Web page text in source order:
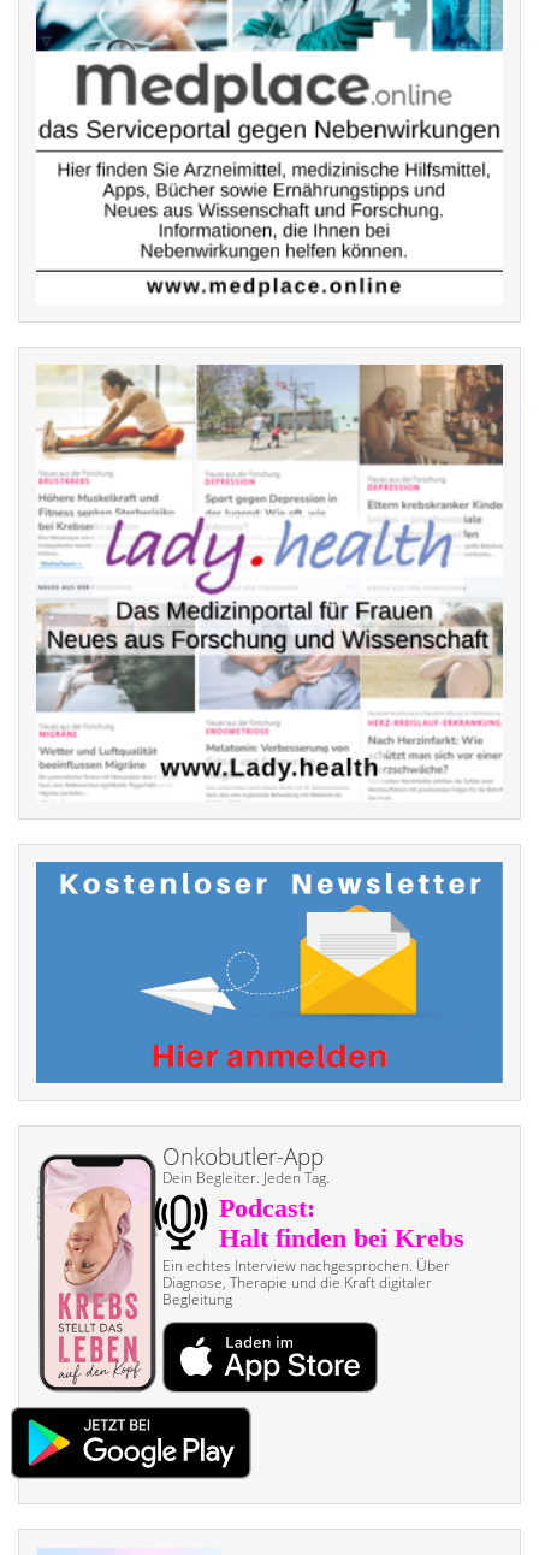
Onkobutler-App
Dein Begleiter. Jeden Tag.
Ein echtes Interview nach­gesprochen. Über
Diagnose, Therapie und die Kraft digitaler
Begleitung